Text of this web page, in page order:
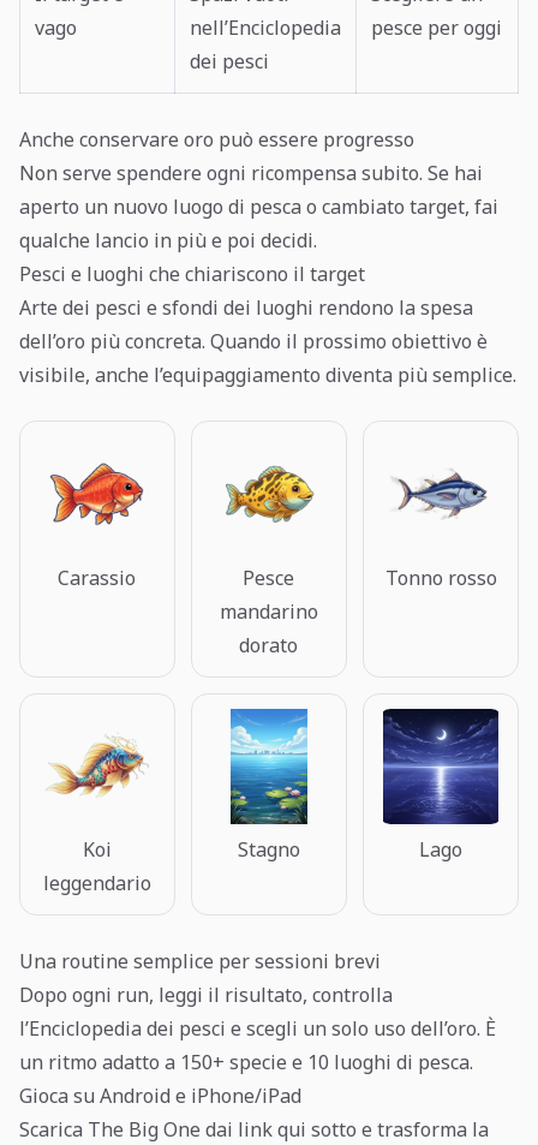
vago
nell’Enciclopedia
dei pesci
pesce per oggi
Anche conservare oro può essere progresso
Non serve spendere ogni ricompensa subito. Se hai
aperto un nuovo luogo di pesca o cambiato target, fai
qualche lancio in più e poi decidi.
Pesci e luoghi che chiariscono il target
Arte dei pesci e sfondi dei luoghi rendono la spesa
dell’oro più concreta. Quando il prossimo obiettivo è
visibile, anche l’equipaggiamento diventa più semplice.
Carassio
Pesce
mandarino
dorato
Tonno rosso
Koi
leggendario
Stagno Lago
Una routine semplice per sessioni brevi
Dopo ogni run, leggi il risultato, controlla
l’Enciclopedia dei pesci e scegli un solo uso dell’oro. È
un ritmo adatto a 150+ specie e 10 luoghi di pesca.
Gioca su Android e iPhone/iPad
Scarica The Big One dai link qui sotto e trasforma la